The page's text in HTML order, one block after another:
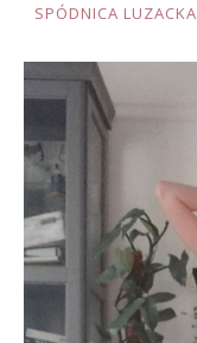
JOULE
SPÓDNICA LUZACKA